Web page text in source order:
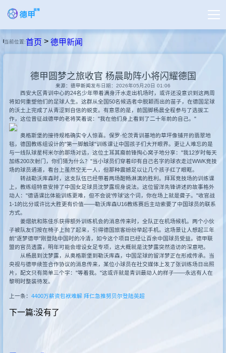
德甲直播
足球直播
篮球直播
德甲录像
当前位置:首页 >德甲新闻
德甲圆梦之旅收官 杨晨助阵小将闪耀德国
来源：德甲新闻发布日期：2026年05月20日 01:06
西安大区青训中心的24名少年带着满身汗水走出机场时，或许还没意识到这两周
将如何重塑他们的足球人生。这群从全国50名候选者中脱颖而出的苗子，在德国足球
的沃土上完成了从青涩到自信的蜕变。有意思的是，前国脚杨晨全程参与了选拔工
作，这位曾征战德甲的老将笑着说："我在他们身上看到了二十年前的自己。"
奥格斯堡的接待规格确实令人惊喜。保罗·伦茨青训基地的草坪像铺开的翡翠地
毯，德国教练组设计的"第一脚触球"训练课让中国孩子们大开眼界。更让人难忘的是
与一线队球星柯米尔的那场对话，这位土耳其裔前锋掏心窝子地分享："我12岁时每天
加练200次射门，你们猜为什么？"当小球员们穿着印有自己名字的球衣走过WWK竞技
场的球员通道，看台上虽然空无一人，但那种震撼足以让几个孩子红了眼眶。
转战勒沃库森时，这支队伍已经带着两场酣畅淋漓的胜利。拜耳竞技场的训练课
上，教练组特意安排了中国女足球员沈梦露现身说法。这位留洋先锋讲述的故事格外
动人："德语课比体能训练更难，但不会说'传球'这个词，你在场上就是聋子。"收官战
1-1的比分或许比大胜更有价值——勒沃库森U16教练赛后主动索要了中国球员的联系
方式。
姜熠航和陈佳乐获得额外训练机会的消息传来时，全队正在机场候机。两个小伙
子被队友们按在椅子上抛了起来，引得德国旅客纷纷举起手机。这场景让人想起三年
前"逐梦德甲"刚登陆中国时的冷清，如今这个项目已经让百余中国球员受益。德甲联
盟的官员透露，明年可能会增设女足专项，这大概就是沈梦露突然造访的深意吧。
从杨晨到沈梦露，从奥格斯堡到勒沃库森，中国足球的留洋梦正在形成传承。当
央视与德甲续签合作协议的消息传来，某位小球员在社交媒体上发了张训练场日出照
片，配文只有简单三个字："等着我。"这或许就是青训最动人的样子——永远有人在
黎明时整装待发。
上一条： 4400万薪资包袱难解 拜仁急推努贝尔登陆英超
下一篇:没有了